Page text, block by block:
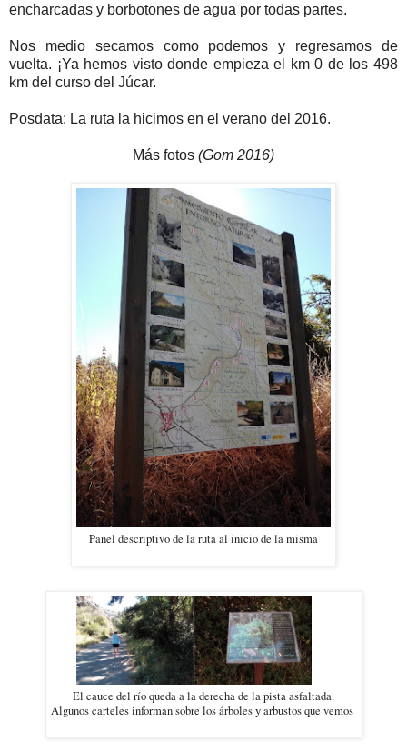
encharcadas y borbotones de agua por todas partes.
Nos medio secamos como podemos y regresamos de
vuelta. ¡Ya hemos visto donde empieza el km 0 de los 498
km del curso del Júcar.
Posdata: La ruta la hicimos en el verano del 2016.
Más fotos (Gom 2016)
Panel descriptivo de la ruta al inicio de la misma
El cauce del río queda a la derecha de la pista asfaltada.
Algunos carteles informan sobre los árboles y arbustos que vemos